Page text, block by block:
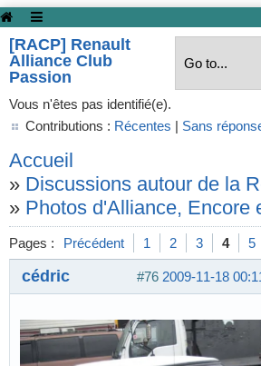
[RACP] Renault
Alliance Club
Passion
Vous n'êtes pas identifié(e).
Contributions : Récentes | Sans
Accueil
» Discussions autour de la
» Photos d'Alliance, Encore
Pages : Précédent 1 2 3 4 5
#76 2009-11-18
cédric